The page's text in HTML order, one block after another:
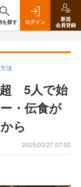
を探す ログイン
新規
会員登録
法
超 5人で始
・伝食が
ら
2025/03/27 07:00